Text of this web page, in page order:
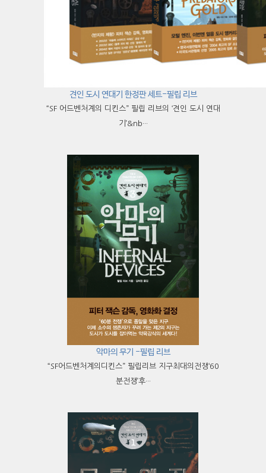
견인 도시 연대기 한정판 세트-필립 리브
“SF 어드벤처계의 디킨스” 필립 리브의 ‘견인 도시 연대
기’&nb···
악마의 무기 -필립 리브
“SF어드벤처계의디킨스” 필립리브 지구최대의전쟁‘60
분전쟁’후···